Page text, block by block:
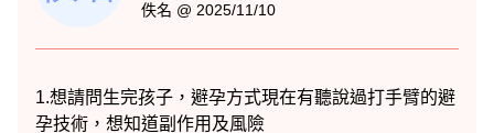
佚名 @ 2025/11/10